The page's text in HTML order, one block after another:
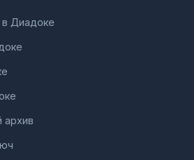
в Диадоке
архив